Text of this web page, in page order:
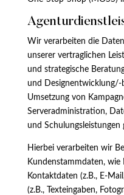
Wir verarbeiten die
unserer vertraglichen
und strategische
und Designentwicklung/-
Umsetzung von
Serveradministration,
und Schulungsleistungen
Hierbei verarbeiten wir
Kundenstammdaten, wie
Kontaktdaten (z.B., E-
(z.B., Texteingaben,